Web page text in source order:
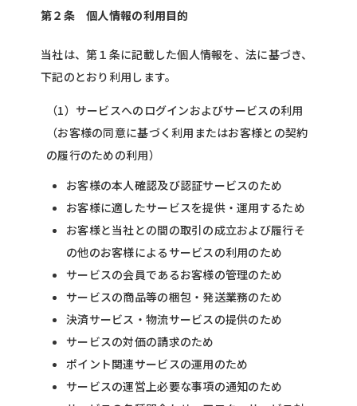
第２条 個人情報の利用目的
当社は、第１条に記載した個人情報を、法に基づき、
下記のとおり利用します。
（1）サービスへのログインおよびサービスの利用
（お客様の同意に基づく利用またはお客様との契約
の履行のための利用）
お客様の本人確認及び認証サービスのため
お客様に適したサービスを提供・運用するため
お客様と当社との間の取引の成立および履行そ
の他のお客様によるサービスの利用のため
サービスの会員であるお客様の管理のため
サービスの商品等の梱包・発送業務のため
決済サービス・物流サービスの提供のため
サービスの対価の請求のため
ポイント関連サービスの運用のため
サービスの運営上必要な事項の通知のため